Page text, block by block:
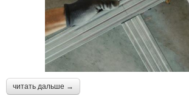
читать дальше →